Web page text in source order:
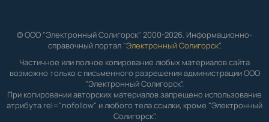
© ООО "Электронный Солигорск" 2000-2026. Информационно-
справочный портал "Электронный Солигорск".
Частичное или полное копирование любых материалов сайта
возможно только с письменного разрешения администрации ООО
"Электронный Солигорск".
При копировании авторских материалов запрещено использование
атрибута rel="nofollow" и любого тела ссылки, кроме "Электронный
Солигорск".